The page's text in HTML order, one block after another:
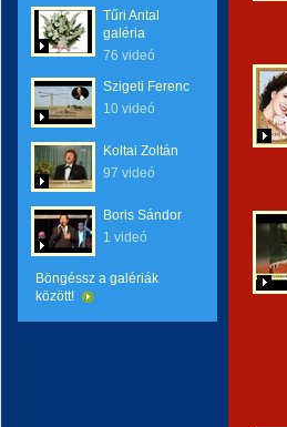
Tűri Antal
galéria
76 videó
Szigeti Ferenc
10 videó
Koltai Zoltán
97 videó
Boris Sándor
1 videó
Böngéssz a galériák
között!